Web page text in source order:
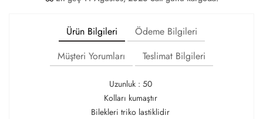
Ürün Bilgileri
Ödeme Bilgileri
Müşteri Yorumları
Teslimat Bilgileri
Uzunluk : 50
Kolları kumaştır
Bilekleri triko lastiklidir